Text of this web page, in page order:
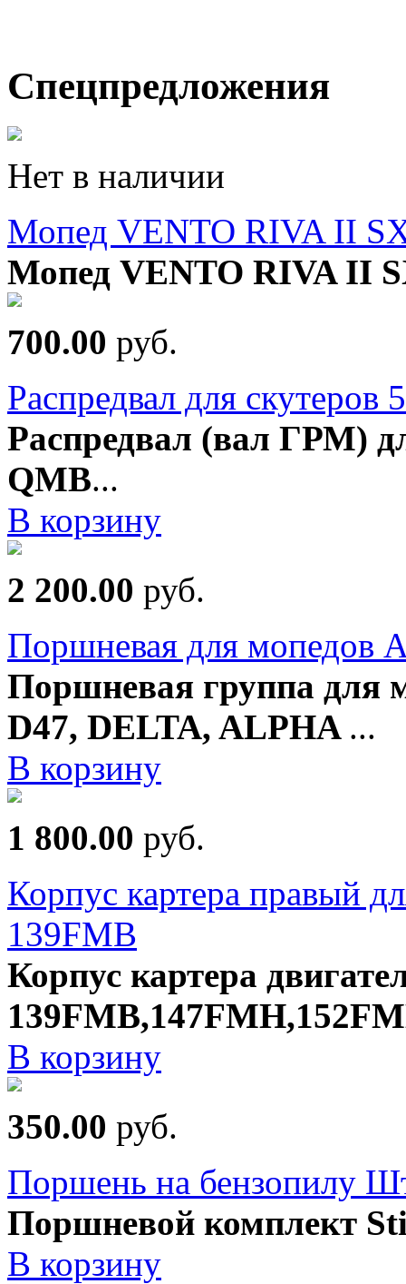
Спецпредложения
Нет в наличии
Мопед VENTO RIVA II
Мопед VENTO RIVA II
700.00 руб.
Распредвал для
Распредвал (вал ГРМ)
QMB...
В корзину
2 200.00 руб.
Поршневая для мопедов
Поршневая группа для
D47, DELTA, ALPHA ...
В корзину
1 800.00 руб.
Корпус картера правый
139FMB
Корпус картера
В корзину
350.00 руб.
Поршень на бензопилу
Поршневой комплект
В корзину